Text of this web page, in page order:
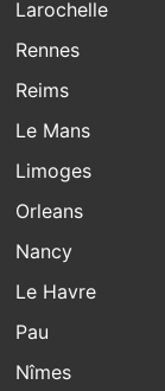
Larochelle
Rennes
Reims
Le Mans
Limoges
Orleans
Nancy
Le Havre
Pau
Nîmes